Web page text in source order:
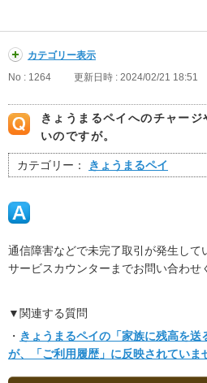
カテゴリー表示
No : 1264
更新日時 : 2024/02/21 18:51
きょうまるペイへのチャー
いのですが。
カテゴリー： きょうまるペイ
通信障害などで未完了取引が発生して
サービスカウンターまでお問い合わせ
▼関連する質問
・ きょうまるペイの「家族に残高を
が、「ご利用履歴」に反映されていま